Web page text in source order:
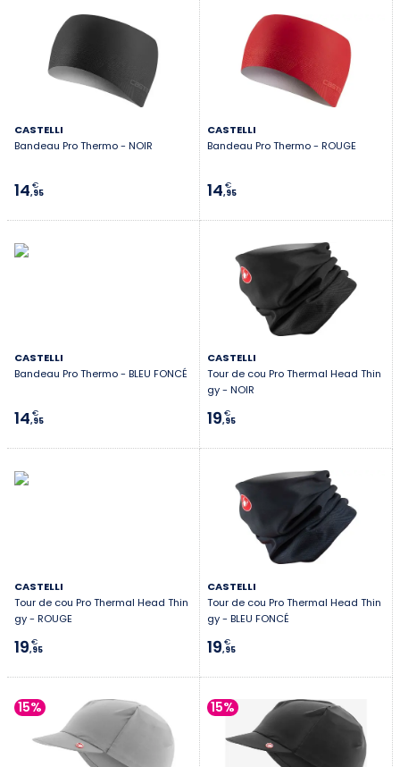
CASTELLI
Bandeau Pro Thermo - NOIR
14,95
€
CASTELLI
Bandeau Pro Thermo - ROUGE
14,95
€
CASTELLI
Bandeau Pro Thermo - BLEU FONCÉ
14,95
€
CASTELLI
Tour de cou Pro Thermal Head Thin
gy - NOIR
19,95
€
CASTELLI
Tour de cou Pro Thermal Head Thin
gy - ROUGE
19,95
€
CASTELLI
Tour de cou Pro Thermal Head Thin
gy - BLEU FONCÉ
19,95
€
15% 15%